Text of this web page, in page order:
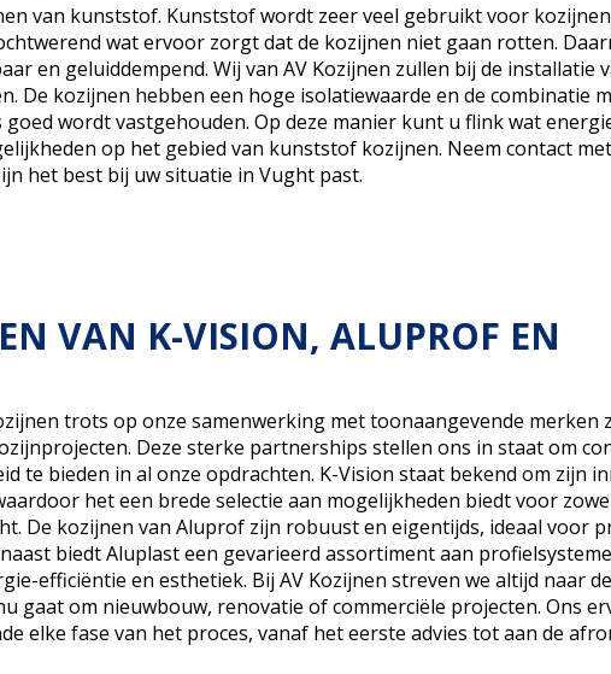
van kunststof. Kunststof wordt zeer veel gebruikt voor
wat ervoor zorgt dat de kozijnen niet gaan rotten.
en geluiddempend. Wij van AV Kozijnen zullen bij de installatie
De kozijnen hebben een hoge isolatiewaarde en de combinatie
wordt vastgehouden. Op deze manier kunt u flink wat
op het gebied van kunststof kozijnen. Neem contact
het best bij uw situatie in Vught past.
VAN K-VISION, ALUPROF EN
trots op onze samenwerking met toonaangevende merken
Deze sterke partnerships stellen ons in staat om
te bieden in al onze opdrachten. K-Vision staat bekend om zijn
het een brede selectie aan mogelijkheden biedt voor
De kozijnen van Aluprof zijn robuust en eigentijds, ideaal voor
biedt Aluplast een gevarieerd assortiment aan
efficiëntie en esthetiek. Bij AV Kozijnen streven we altijd naar de
gaat om nieuwbouw, renovatie of commerciële projecten. Ons
elke fase van het proces, vanaf het eerste advies tot aan de